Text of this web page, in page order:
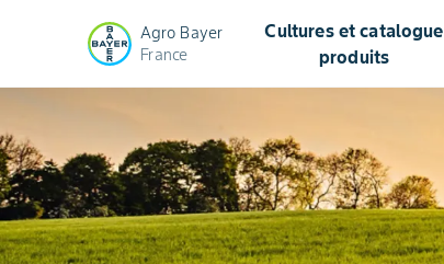
Agro Bayer
France
Cultures et catalogue
produits